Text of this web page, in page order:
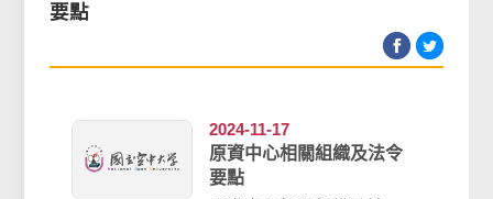
要點
2024-11-17
原資中心相關組織及法令
要點